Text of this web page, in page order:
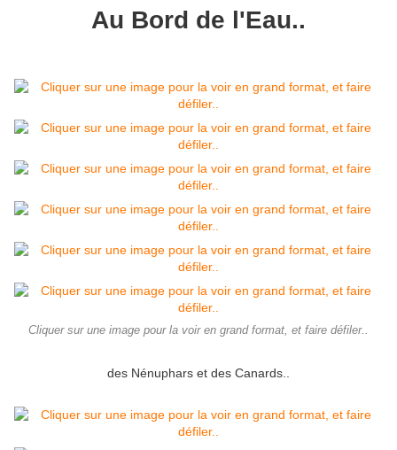
Au Bord de l'Eau..
Cliquer sur une image pour la voir en grand format, et faire défiler..
des Nénuphars et des Canards..